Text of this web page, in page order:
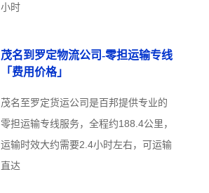
小时
茂名到罗定物流公司-零担运输专线
「费用价格」
茂名至罗定货运公司是百邦提供专业的
零担运输专线服务，全程约188.4公里，
运输时效大约需要2.4小时左右，可运输
直达